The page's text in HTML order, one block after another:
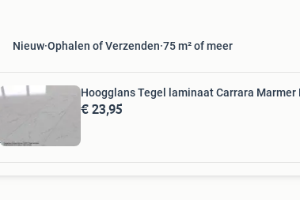
Nieuw Ophalen of Verzenden 75 m² of meer
Hoogglans Tegel laminaat Carrara Marmer
€ 23,95